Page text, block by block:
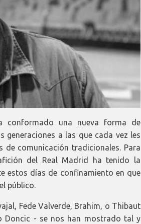
conformado una nueva forma de
generaciones a las que cada vez les
comunicación tradicionales. Para
del Real Madrid ha tenido la
estos días de confinamiento en que
público.
Fede Valverde, Brahim, o Thibaut
Doncic - se nos han mostrado tal y